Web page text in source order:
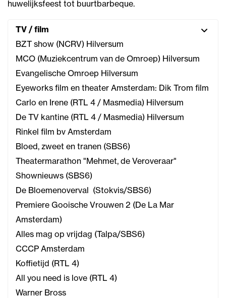
huwelijksfeest tot buurtbarbeque.
TV / film
BZT show (NCRV) Hilversum
MCO (Muziekcentrum van de Omroep) Hilversum
Evangelische Omroep Hilversum
Eyeworks film en theater Amsterdam: Dik Trom film
Carlo en Irene (RTL 4 / Masmedia) Hilversum
De TV kantine (RTL 4 / Masmedia) Hilversum
Rinkel film bv Amsterdam
Bloed, zweet en tranen (SBS6)
Theatermarathon "Mehmet, de Veroveraar"
Shownieuws (SBS6)
De Bloemenoverval (Stokvis/SBS6)
Premiere Gooische Vrouwen 2 (De La Mar
Amsterdam)
Alles mag op vrijdag (Talpa/SBS6)
CCCP Amsterdam
Koffietijd (RTL 4)
All you need is love (RTL 4)
Warner Bross